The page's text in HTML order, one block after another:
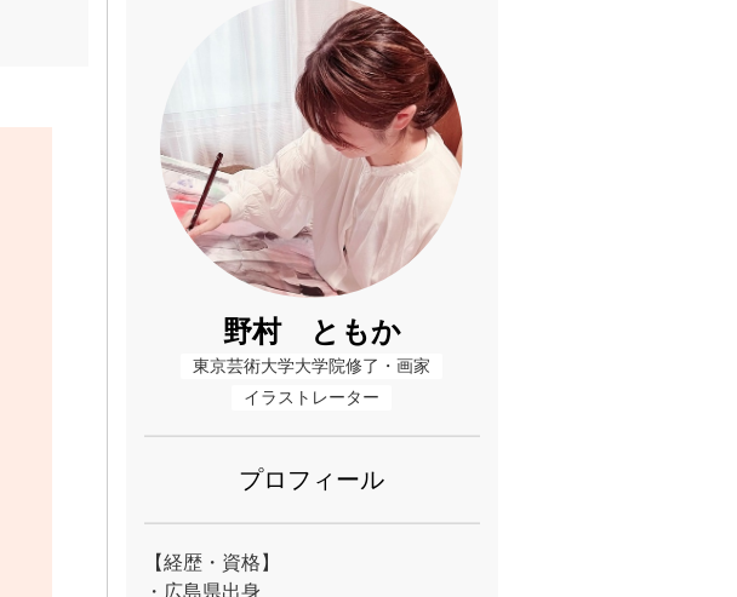
野村 ともか
東京芸術大学大学院修了・画家
イラストレーター
プロフィール
【経歴・資格】
・広島県出身